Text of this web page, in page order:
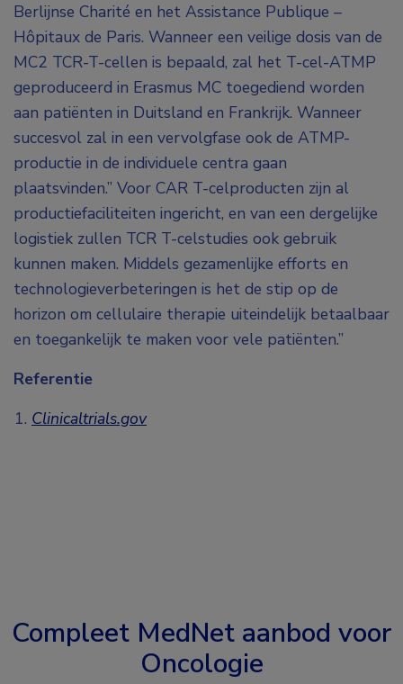
Berlijnse Charité en het Assistance Publique –
Hôpitaux de Paris. Wanneer een veilige dosis van de
MC2 TCR-T-cellen is bepaald, zal het T-cel-ATMP
geproduceerd in Erasmus MC toegediend worden
aan patiënten in Duitsland en Frankrijk. Wanneer
succesvol zal in een vervolgfase ook de ATMP-
productie in de individuele centra gaan
plaatsvinden.” Voor CAR T-celproducten zijn al
productiefaciliteiten ingericht, en van een dergelijke
logistiek zullen TCR T-celstudies ook gebruik
kunnen maken. Middels gezamenlijke efforts en
technologieverbeteringen is het de stip op de
horizon om cellulaire therapie uiteindelijk betaalbaar
en toegankelijk te maken voor vele patiënten.”
Referentie
Clinicaltrials.gov
Compleet MedNet aanbod voor
Oncologie